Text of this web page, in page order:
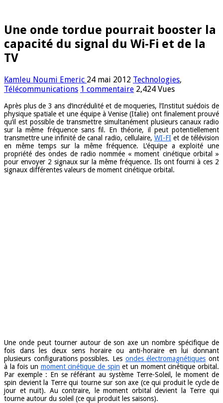
Une onde tordue pourrait booster la
capacité du signal du Wi-Fi et de la
TV
Kamleu Noumi Emeric 24 mai 2012 Technologies,
Télécommunications 1 commentaire 2,424 Vues
Après plus de 3 ans d’incrédulité et de moqueries, l’Institut suédois de
physique spatiale et une équipe à Venise (Italie) ont finalement prouvé
qu’il est possible de transmettre simultanément plusieurs canaux radio
sur la même fréquence sans fil. En théorie, il peut potentiellement
transmettre une infinité de canal radio, cellulaire, WI-FIet de télévision
en même temps sur la même fréquence. L’équipe a exploité une
propriété des ondes de radio nommée « moment cinétique orbital »
pour envoyer 2 signaux sur la même fréquence. Ils ont fourni à ces 2
signaux différentes valeurs de moment cinétique orbital.
Une onde peut tourner autour de son axe un nombre spécifique de
fois dans les deux sens horaire ou anti-horaire en lui donnant
plusieurs configurations possibles. Les ondes électromagnétiques ont
à la fois un moment cinétique de spin et un moment cinétique orbital.
Par exemple : En se référant au système Terre-Soleil, le moment de
spin devient la Terre qui tourne sur son axe (ce qui produit le cycle de
jour et nuit). Au contraire, le moment orbital devient la Terre qui
tourne autour du soleil (ce qui produit les saisons).